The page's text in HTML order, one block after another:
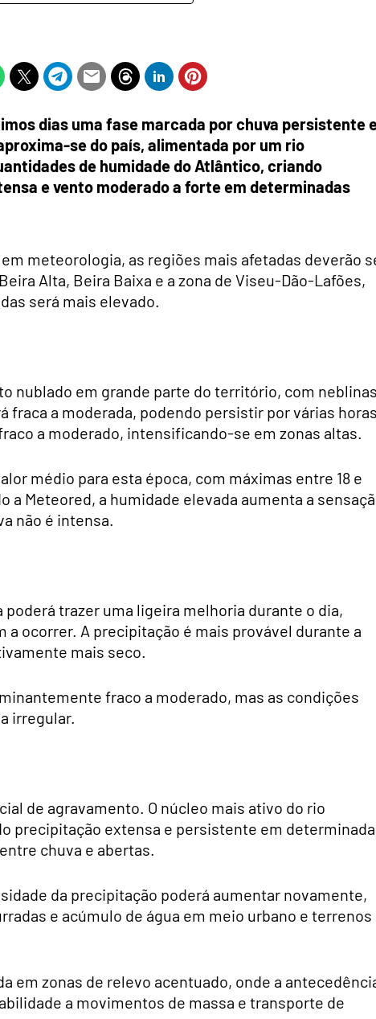
dias uma fase marcada por chuva persistente
se do país, alimentada por um rio
de humidade do Atlântico, criando
e vento moderado a forte em determinadas
meteorologia, as regiões mais afetadas deverão
Alta, Beira Baixa e a zona de Viseu-Dão-Lafões,
será mais elevado.
nublado em grande parte do território, com
fraca a moderada, podendo persistir por várias
a moderado, intensificando-se em zonas altas.
médio para esta época, com máximas entre 18 e
a Meteored, a humidade elevada aumenta a
não é intensa.
trazer uma ligeira melhoria durante o dia,
ocorrer. A precipitação é mais provável durante a
mais seco.
fraco a moderado, mas as condições
irregular.
de agravamento. O núcleo mais ativo do rio
precipitação extensa e persistente em
chuva e abertas.
da precipitação poderá aumentar novamente,
e acúmulo de água em meio urbano e terrenos
em zonas de relevo acentuado, onde a
a movimentos de massa e transporte de